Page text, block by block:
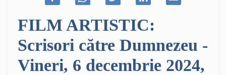
FILM ARTISTIC:
Scrisori către Dumnezeu -
Vineri, 6 decembrie 2024,